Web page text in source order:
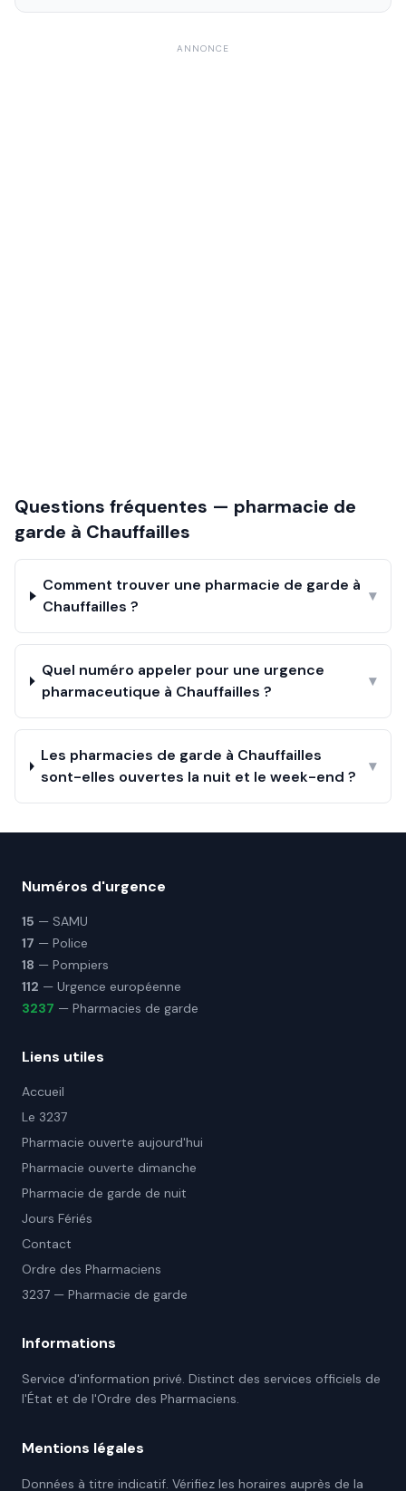
ANNONCE
Questions fréquentes — pharmacie de
garde à Chauffailles
Comment trouver une pharmacie de garde à
Chauffailles ?
▾
Quel numéro appeler pour une urgence
pharmaceutique à Chauffailles ?
▾
Les pharmacies de garde à Chauffailles
sont-elles ouvertes la nuit et le week-end ?
▾
Numéros d'urgence
15 — SAMU
17 — Police
18 — Pompiers
112 — Urgence européenne
3237 — Pharmacies de garde
Liens utiles
Accueil
Le 3237
Pharmacie ouverte aujourd'hui
Pharmacie ouverte dimanche
Pharmacie de garde de nuit
Jours Fériés
Contact
Ordre des Pharmaciens
3237 — Pharmacie de garde
Informations
Service d'information privé. Distinct des services officiels de
l'État et de l'Ordre des Pharmaciens.
Mentions légales
Données à titre indicatif. Vérifiez les horaires auprès de la